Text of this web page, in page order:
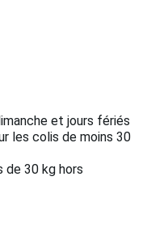
et jours fériés
les colis de moins 30
de 30 kg hors